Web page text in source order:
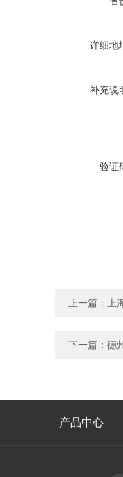
详细地
补充说
验证
上一篇：
下一篇： 德
产品中心